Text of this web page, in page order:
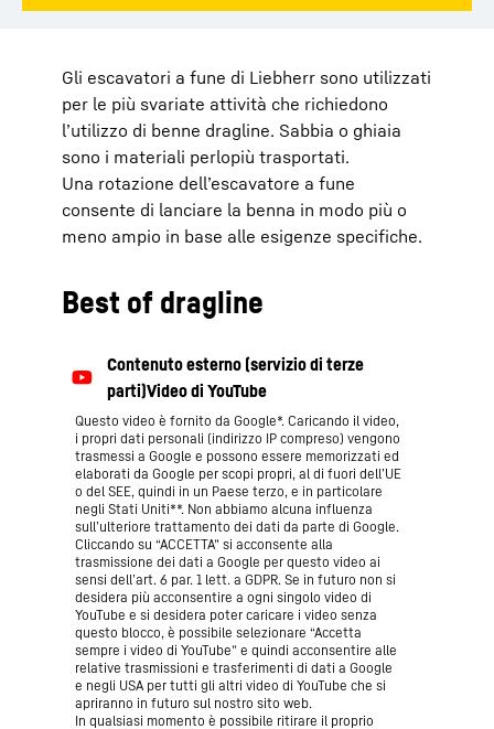
Gli escavatori a fune di Liebherr sono utilizzati
per le più svariate attività che richiedono
l’utilizzo di benne dragline. Sabbia o ghiaia
sono i materiali perlopiù trasportati.
Una rotazione dell’escavatore a fune
consente di lanciare la benna in modo più o
meno ampio in base alle esigenze specifiche.
Best of dragline
Questo video è fornito da Google*. Caricando il video,
i propri dati personali (indirizzo IP compreso) vengono
trasmessi a Google e possono essere memorizzati ed
elaborati da Google per scopi propri, al di fuori dell’UE
o del SEE, quindi in un Paese terzo, e in particolare
negli Stati Uniti**. Non abbiamo alcuna influenza
sull’ulteriore trattamento dei dati da parte di Google.
Cliccando su “ACCETTA” si acconsente alla
trasmissione dei dati a Google per questo video ai
sensi dell’art. 6 par. 1 lett. a GDPR. Se in futuro non si
desidera più acconsentire a ogni singolo video di
YouTube e si desidera poter caricare i video senza
questo blocco, è possibile selezionare “Accetta
sempre i video di YouTube” e quindi acconsentire alle
relative trasmissioni e trasferimenti di dati a Google
e negli USA per tutti gli altri video di YouTube che si
apriranno in futuro sul nostro sito web.
In qualsiasi momento è possibile ritirare il proprio